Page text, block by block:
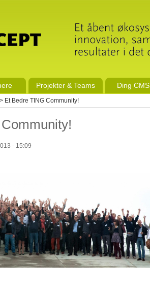
Projekter & Teams Ding CMS
> Et Bedre TING Community!
- 15:09